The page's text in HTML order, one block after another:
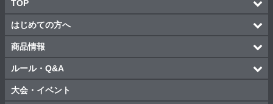
TOP
はじめての方へ
商品情報
ルール・Q&A
大会・イベント